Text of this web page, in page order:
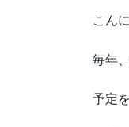
こん
毎年
予定